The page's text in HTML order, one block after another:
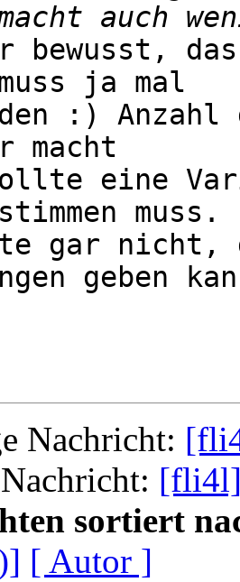
bewusst,
ja mal
:) Anzahl
macht
eine
muss.
gar nicht,
geben
Nachricht:
sortiert
[ Autor ]